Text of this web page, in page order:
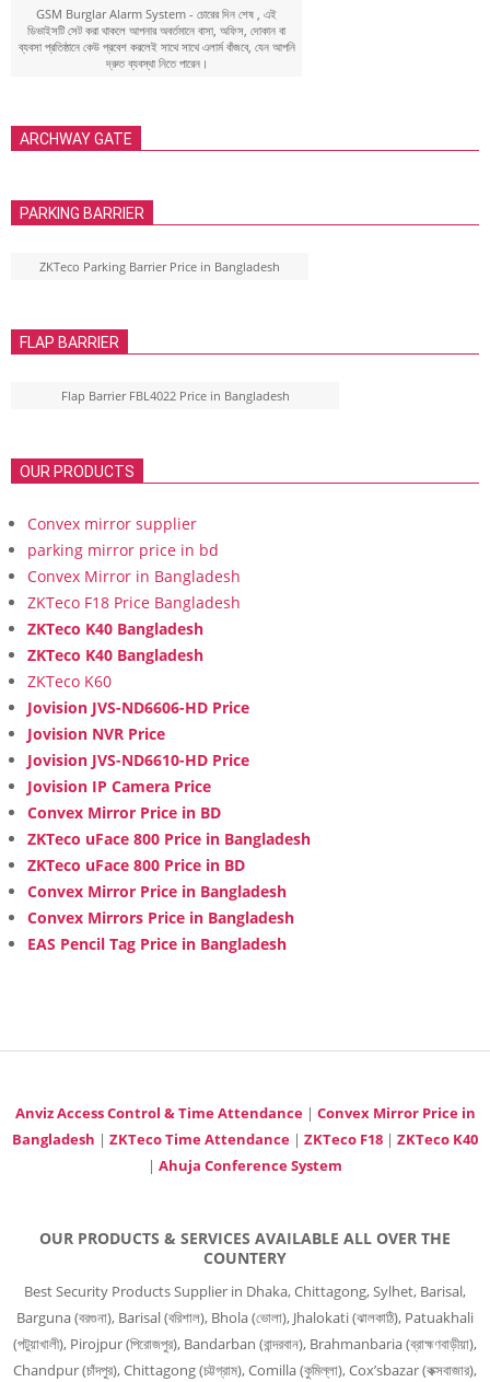
GSM Burglar Alarm System - চোরের দিন শেষ , এই
ডিভাইসটি সেট করা থাকলে আপনার অবর্তমানে বাসা, অফিস, দোকান বা
ব্যবসা প্রতিষ্ঠানে কেউ প্রবেশ করলেই সাথে সাথে এলার্ম বাঁজবে, যেন আপনি
দ্রুত ব্যবস্থা নিতে পারেন।
ARCHWAY GATE
PARKING BARRIER
ZKTeco Parking Barrier Price in Bangladesh
FLAP BARRIER
Flap Barrier FBL4022 Price in Bangladesh
OUR PRODUCTS
Convex mirror supplier
parking mirror price in bd
Convex Mirror in Bangladesh
ZKTeco F18 Price Bangladesh
ZKTeco K40 Bangladesh
ZKTeco K40 Bangladesh
ZKTeco K60
Jovision JVS-ND6606-HD Price
Jovision NVR Price
Jovision JVS-ND6610-HD Price
Jovision IP Camera Price
Convex Mirror Price in BD
ZKTeco uFace 800 Price in Bangladesh
ZKTeco uFace 800 Price in BD
Convex Mirror Price in Bangladesh
Convex Mirrors Price in Bangladesh
EAS Pencil Tag Price in Bangladesh
Anviz Access Control & Time Attendance| Convex Mirror Price in
Bangladesh | ZKTeco Time Attendance | ZKTeco F18 | ZKTeco K40
| Ahuja Conference System
OUR PRODUCTS & SERVICES AVAILABLE ALL OVER THE
COUNTERY
Best Security Products Supplier in Dhaka, Chittagong, Sylhet, Barisal,
Barguna (বরগুনা), Barisal (বরিশাল), Bhola (ভোলা), Jhalokati (ঝালকাঠি), Patuakhali
(পটুয়াখালী), Pirojpur (পিরোজপুর), Bandarban (বান্দরবান), Brahmanbaria (ব্রাহ্মণবাড়ীয়া),
Chandpur (চাঁদপুর), Chittagong (চট্টগ্রাম), Comilla (কুমিল্লা), Cox’sbazar (কক্সবাজার),